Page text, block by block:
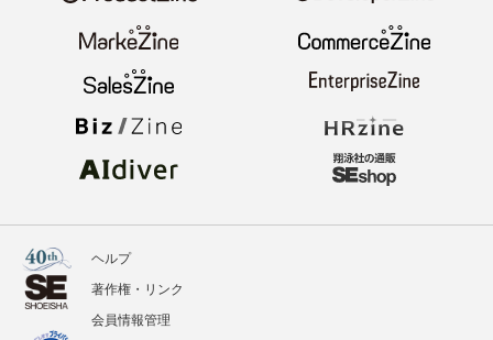
ヘルプ
著作権・リンク
会員情報管理